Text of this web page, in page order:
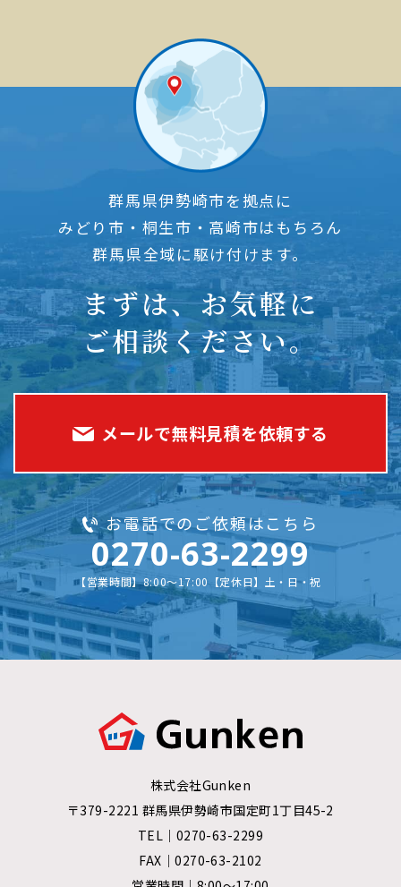
群馬県伊勢崎市を拠点に
みどり市・桐生市・高崎市はもちろん
群馬県全域に駆け付けます。
まずは、お気軽に
ご相談ください。
メールで無料見積を依頼する
お電話でのご依頼はこちら
0270-63-2299
【営業時間】8:00～17:00【定休日】土・日・祝
株式会社Gunken
〒379-2221 群馬県伊勢崎市国定町1丁目45-2
TEL｜ 0270-63-2299
FAX｜0270-63-2102